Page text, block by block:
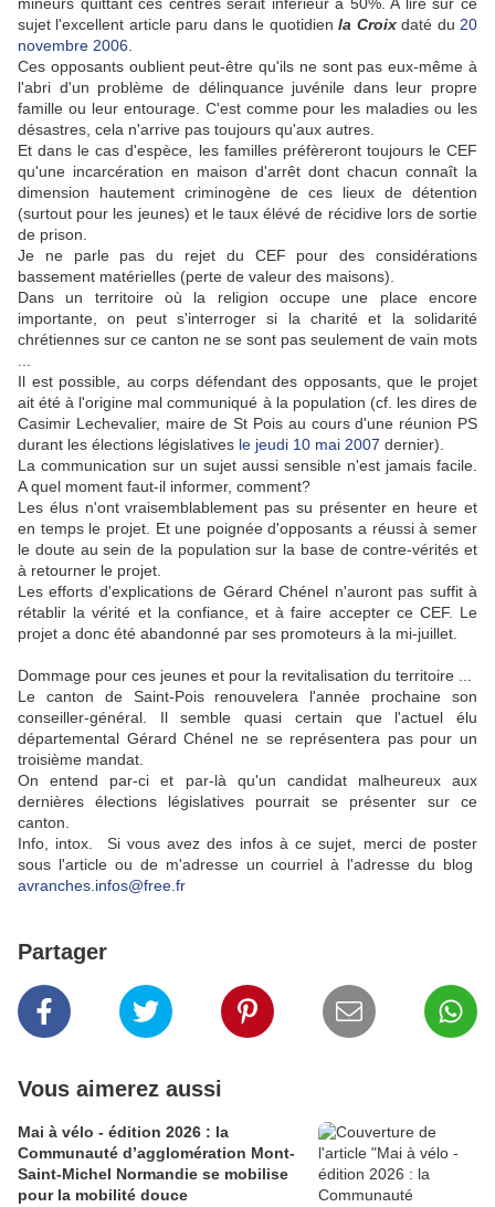
sujet l'excellent article paru dans le quotidienla Croixdaté du 20
novembre 2006
Ces opposants oublient peut-être qu'ils ne sont pas eux-même à
l'abri d'un problème de délinquance juvénile dans leur propre
famille ou leur entourage. C'est comme pour les maladies ou les
désastres, cela n'arrive pas toujours qu'aux autres.
Et dans le cas d'espèce, les familles préfèreront toujours le CEF
qu'une incarcération en maison d'arrêt dont chacun connaît la
dimension hautement criminogène de ces lieux de détention
(surtout pour les jeunes) et le taux élévé de récidive lors de sortie
de prison.
Je ne parle pas du rejet du CEF pour des considérations
bassement matérielles (perte de valeur des maisons).
Dans un territoire où la religion occupe une place encore
importante, on peut s'interroger si la charité et la solidarité
chrétiennes sur ce canton ne se sont pas seulement de vain mots
Il est possible, au corps défendant des opposants, que le projet
ait été à l'origine mal communiqué à la population (cf. les dires de
Casimir Lechevalier, maire de St Pois au cours d'une réunion PS
durant les élections législatives le jeudi 10 mai 2007 dernier).
La communication sur un sujet aussi sensible n'est jamais facile.
A quel moment faut-il informer, comment?
Les élus n'ont vraisemblablement pas su présenter en heure et
en temps le projet. Et une poignée d'opposants a réussi à semer
le doute au sein de la population sur la base de contre-vérités et
à retourner le projet.
Les efforts d'explications de Gérard Chénel n'auront pas suffit à
rétablir la vérité et la confiance, et à faire accepter ce CEF. Le
projet a donc été abandonné par ses promoteurs à la mi-juillet.
Dommage pour ces jeunes et pour la revitalisation du territoire ...
Le canton de Saint-Pois renouvelera l'année prochaine son
conseiller-général. Il semble quasi certain que l'actuel élu
départemental Gérard Chénel ne se représentera pas pour un
troisième mandat.
On entend par-ci et par-là qu'un candidat malheureux aux
dernières élections législatives pourrait se présenter sur ce
canton.
Info, intox. Si vous avez des infos à ce sujet, merci de poster
sous l'article ou de m'adresse un courriel à l'adresse du blog
avranches.infos@free.fr
Partager
Vous aimerez aussi
Mai à vélo - édition 2026 : la
Communauté d’agglomération Mont-
Saint-Michel Normandie se mobilise
pour la mobilité douce